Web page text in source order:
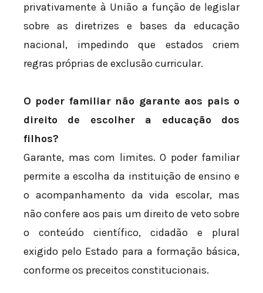
privativamente à União a função de legislar
sobre as diretrizes e bases da educação
nacional, impedindo que estados criem
regras próprias de exclusão curricular.
O poder familiar não garante aos pais o
direito de escolher a educação dos
filhos?
Garante, mas com limites. O poder familiar
permite a escolha da instituição de ensino e
o acompanhamento da vida escolar, mas
não confere aos pais um direito de veto sobre
o conteúdo científico, cidadão e plural
exigido pelo Estado para a formação básica,
conforme os preceitos constitucionais.